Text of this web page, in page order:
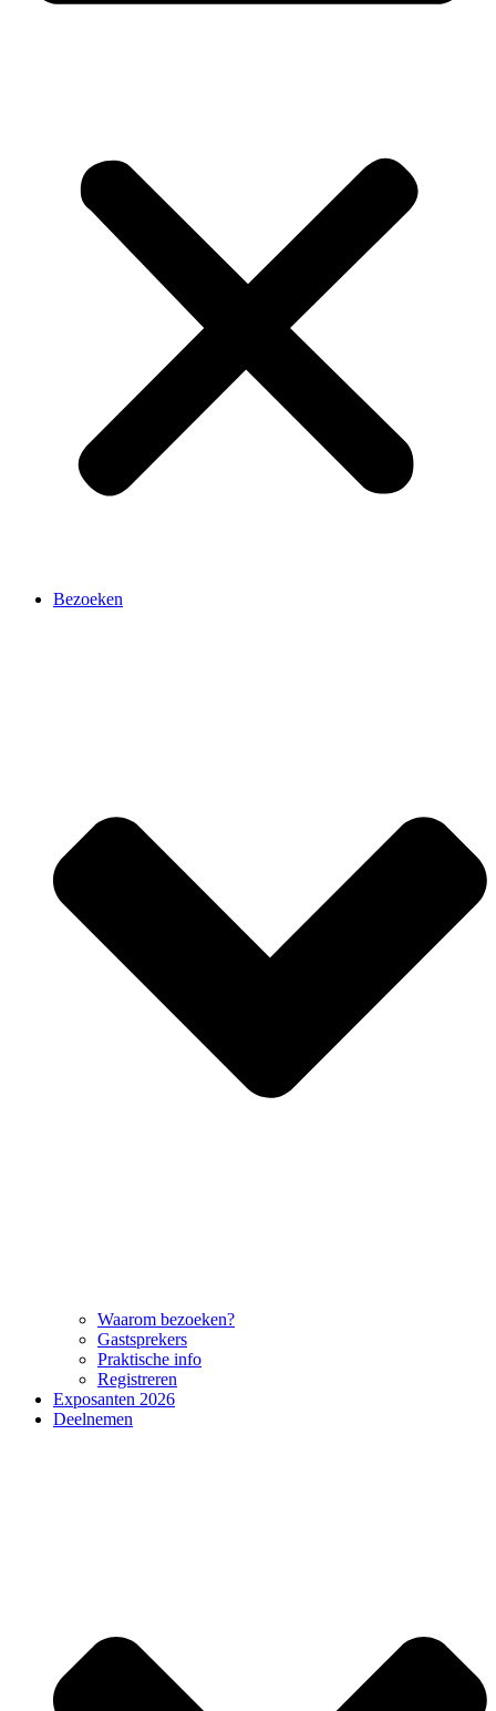
Bezoeken
Waarom bezoeken?
Gastsprekers
Praktische info
Registreren
Exposanten 2026
Deelnemen